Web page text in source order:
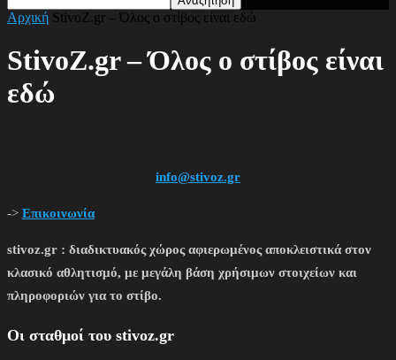
Αρχική StivoZ.gr – Όλος ο στίβος είναι εδώ
StivoZ.gr – Όλος ο στίβος είναι
εδώ
info@stivoz.gr
-> Επικοινωνία
stivoz.gr : διαδικτυακός χώρος αφιερωμένος αποκλειστικά στον
κλασικό αθλητισμό, με μεγάλη βάση χρήσιμων στοιχείων και
πληροφοριών για το στίβο.
Οι σταθμοί του stivoz.gr